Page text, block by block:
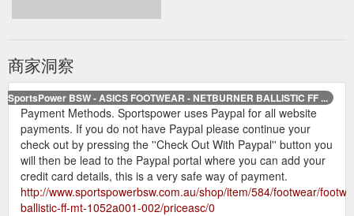
商家洞察
SportsPower BSW - ASICS FOOTWEAR - NETBURNER BALLISTIC FF ...
Payment Methods. Sportspower uses Paypal for all website
payments. If you do not have Paypal please continue your
check out by pressing the ''Check Out With Paypal'' button you
will then be lead to the Paypal portal where you can add your
credit card details, this is a very safe way of payment.
http://www.sportspowerbsw.com.au/shop/item/584/footwear/
ballistic-ff-mt-1052a001-002/priceasc/0